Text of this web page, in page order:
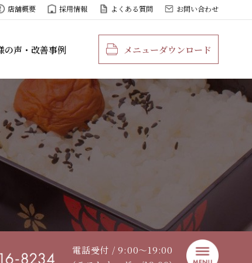
店舗概要 採用情報 よくある質問 お問い合わせ
の声・改善事例 メニューダウンロード
電話受付 / 9:00〜19:00